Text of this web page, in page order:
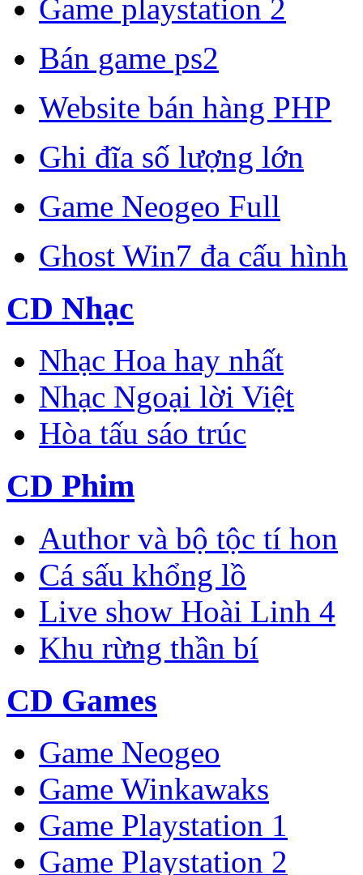
Game playstation 2
Bán game ps2
Website bán hàng PHP
Ghi đĩa số lượng lớn
Game Neogeo Full
Ghost Win7 đa cấu hình
CD Nhạc
Nhạc Hoa hay nhất
Nhạc Ngoại lời Việt
Hòa tấu sáo trúc
CD Phim
Author và bộ tộc tí hon
Cá sấu khổng lồ
Live show Hoài Linh 4
Khu rừng thần bí
CD Games
Game Neogeo
Game Winkawaks
Game Playstation 1
Game Playstation 2